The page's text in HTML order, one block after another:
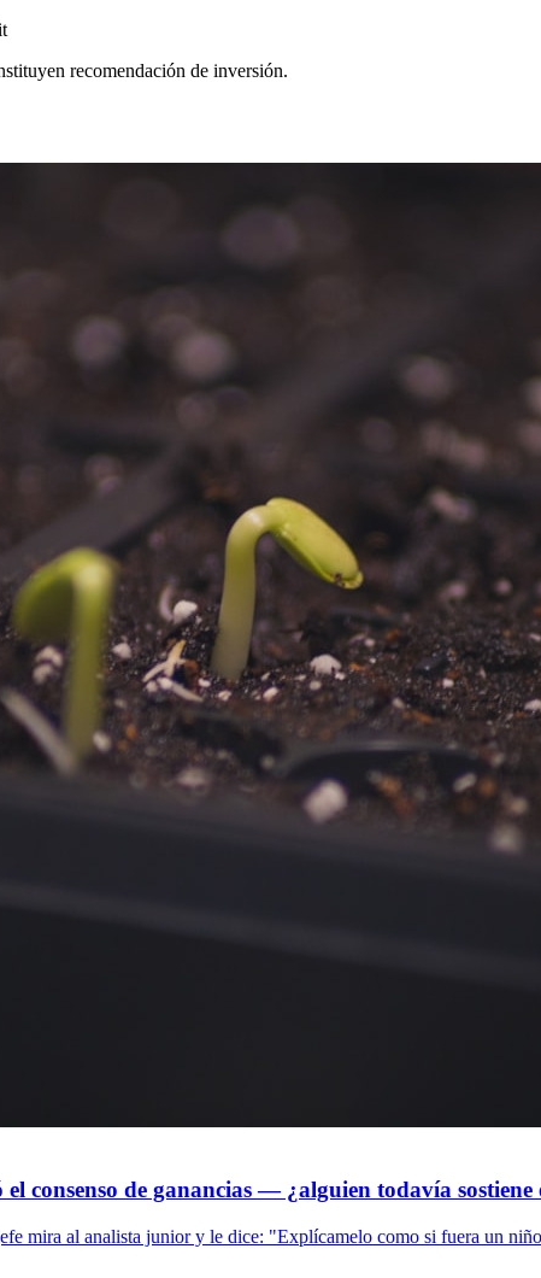
recomendación de inversión.
consenso de ganancias — ¿alguien todavía sostiene
mira al analista junior y le dice: "Explícamelo como si fuera un